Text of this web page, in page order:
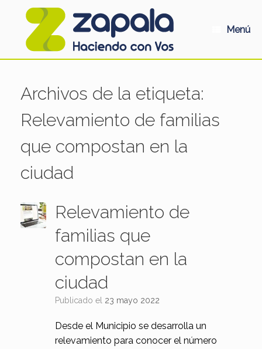
Menú
Archivos de la etiqueta:
Relevamiento de familias
que compostan en la
ciudad
Relevamiento de
familias que
compostan en la
ciudad
Publicado el 23 mayo 2022
Desde el Municipio se desarrolla un
relevamiento para conocer el número